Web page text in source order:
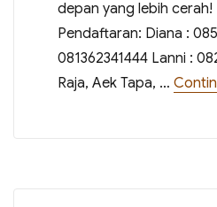
depan yang lebih cerah!
Pendaftaran: Diana :
081362341444 Lanni :
Raja, Aek Tapa, …